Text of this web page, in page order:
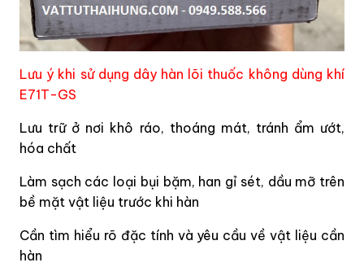
Lưu ý khi sử dụng dây hàn lõi thuốc không dùng khí
E71T-GS
Lưu trữ ở nơi khô ráo, thoáng mát, tránh ẩm ướt,
hóa chất
Làm sạch các loại bụi bặm, han gỉ sét, dầu mỡ trên
bề mặt vật liệu trước khi hàn
Cần tìm hiểu rõ đặc tính và yêu cầu về vật liệu cần
hàn